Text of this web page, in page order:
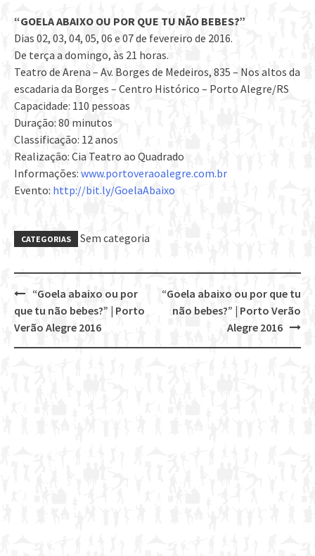
“GOELA ABAIXO OU POR QUE TU NÃO BEBES?”
Dias 02, 03, 04, 05, 06 e 07 de fevereiro de 2016.
De terça a domingo, às 21 horas.
Teatro de Arena – Av. Borges de Medeiros, 835 – Nos altos da
escadaria da Borges – Centro Histórico – Porto Alegre/RS
Capacidade: 110 pessoas
Duração: 80 minutos
Classificação: 12 anos
Realização: Cia Teatro ao Quadrado
Informações: www.portoveraoalegre.com.br
Evento: http://bit.ly/GoelaAbaixo
CATEGORIAS Sem categoria
Post
navigation
“Goela abaixo ou por que tu
não bebes?” | Porto Verão
Alegre 2016
“Goela abaixo ou por
que tu não bebes?” | Porto
Verão Alegre 2016